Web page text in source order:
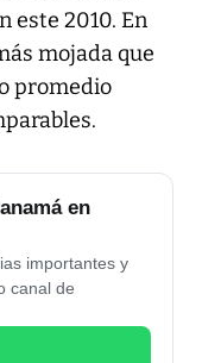
este 2010. En
mojada que
promedio
en
importantes y
canal de